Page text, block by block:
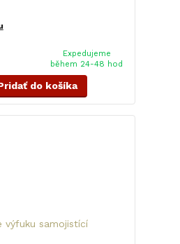
Expedujeme
během 24-48 hod
do košíka